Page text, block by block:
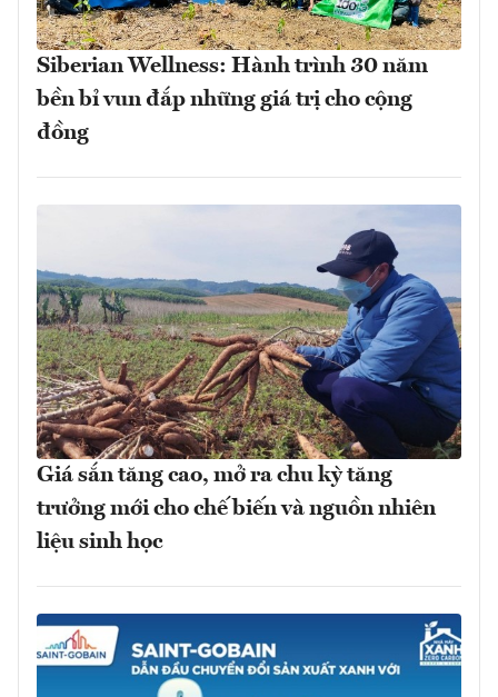
Siberian Wellness: Hành trình 30 năm
bền bỉ vun đắp những giá trị cho cộng
đồng
Giá sắn tăng cao, mở ra chu kỳ tăng
trưởng mới cho chế biến và nguồn nhiên
liệu sinh học